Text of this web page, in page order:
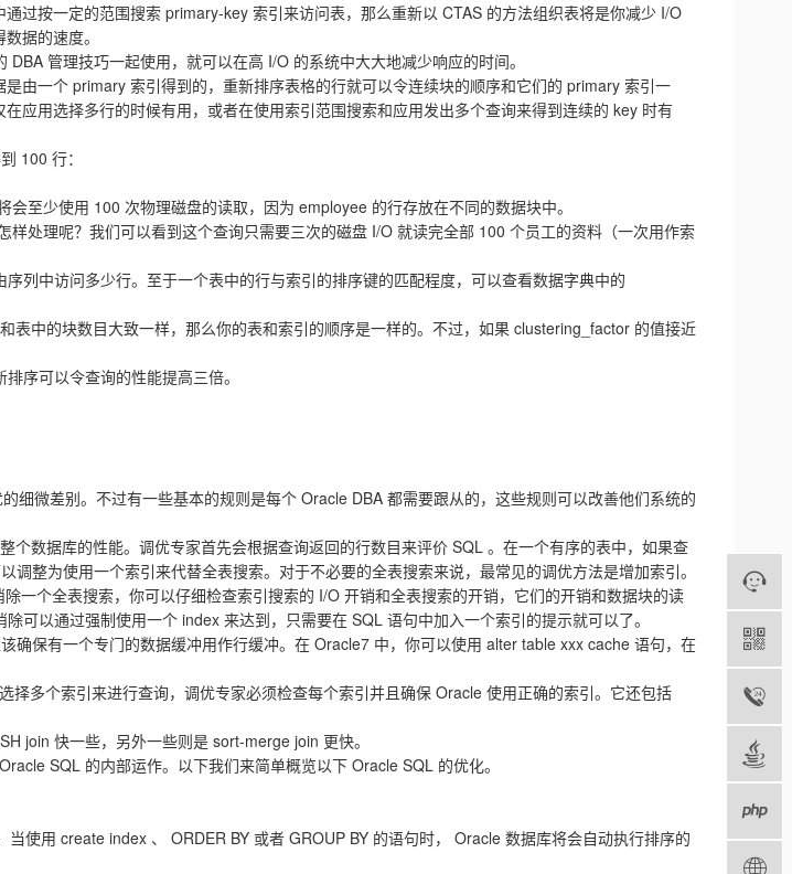
过按一定的范围搜索 primary-key 索引来访问表，那么重新以 CTAS 的方法组织表将是你减少 I/O
据的速度。
管理技巧一起使用，就可以在高 I/O 的系统中大大地减少响应的时间。
由一个 primary 索引得到的，重新排序表格的行就可以令连续块的顺序和它们的 primary 索引一
应用选择多行的时候有用，或者在使用索引范围搜索和应用发出多个查询来得到连续的 key 时有
100 行：
至少使用 100 次物理磁盘的读取，因为 employee 的行存放在不同的数据块中。
处理呢？我们可以看到这个查询只需要三次的磁盘 I/O 就读完全部 100 个员工的资料（一次用作索
列中访问多少行。至于一个表中的行与索引的排序键的匹配程度，可以查看数据字典中的
中的块数目大致一样，那么你的表和索引的顺序是一样的。不过，如果 clustering_factor 的值接近
序可以令查询的性能提高三倍。
微差别。不过有一些基本的规则是每个 Oracle DBA 都需要跟从的，这些规则可以改善他们系统的
数据库的性能。调优专家首先会根据查询返回的行数目来评价 SQL 。在一个有序的表中，如果查
整为使用一个索引来代替全表搜索。对于不必要的全表搜索来说，最常见的调优方法是增加索引。
一个全表搜索，你可以仔细检查索引搜索的 I/O 开销和全表搜索的开销，它们的开销和数据块的读
可以通过强制使用一个 index 来达到，只需要在 SQL 语句中加入一个索引的提示就可以了。
确保有一个专门的数据缓冲用作行缓冲。在 Oracle7 中，你可以使用 alter table xxx cache 语句，在
多个索引来进行查询，调优专家必须检查每个索引并且确保 Oracle 使用正确的索引。它还包括
join 快一些，另外一些则是 sort-merge join 更快。
SQL 的内部运作。以下我们来简单概览以下 Oracle SQL 的优化。
使用 create index 、 ORDER BY 或者 GROUP BY 的语句时， Oracle 数据库将会自动执行排序的